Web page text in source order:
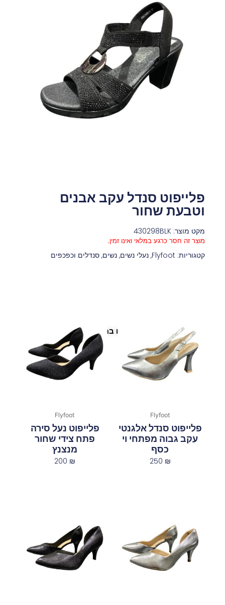
פלייפוט סנדל עקב אבנים
וטבעת שחור
מקט מוצר: 430298BLK
מוצר זה חסר כרגע במלאי ואינו זמין.
קטגוריות: Flyfoot
, נעלי נשים, נשים, סנדלים וכפכפים
פריטים נוספים במיוחד בשבילך
Flyfoot
פלייפוט סנדל אלגנטי
עקב גבוה מפתחי וי
כסף
250 ₪
Flyfoot
פלייפוט נעל סירה
פתח צידי שחור
מנצנץ
200 ₪